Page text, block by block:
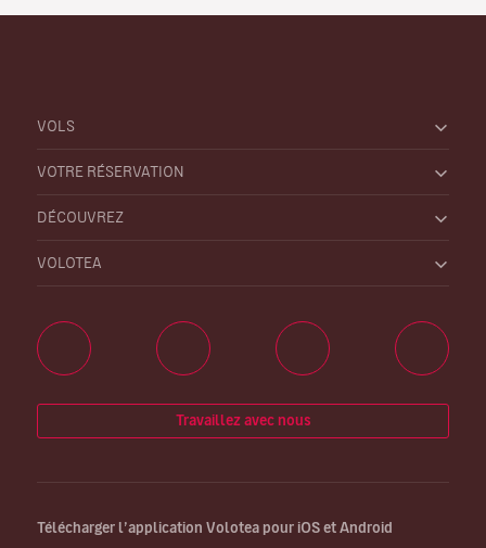
VOLS
VOTRE RÉSERVATION
DÉCOUVREZ
VOLOTEA
Travaillez avec nous
Télécharger l’application Volotea pour iOS et Android